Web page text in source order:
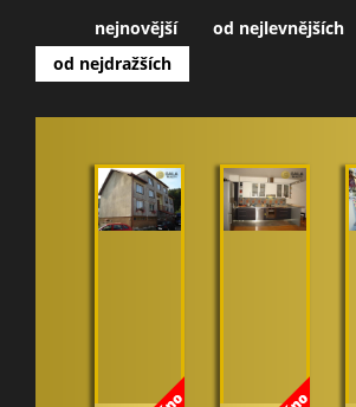
nejnovější
od nejlevnějších
od nejdražších